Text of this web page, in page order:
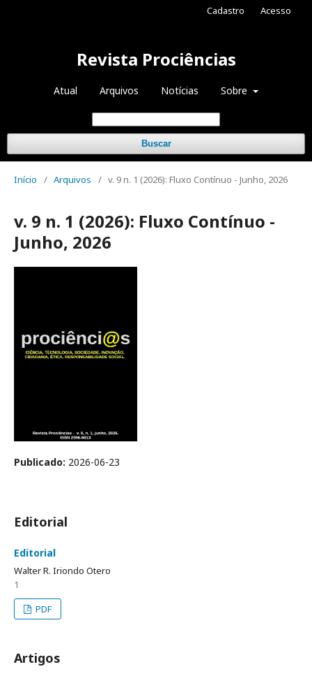
Revista Prociências
Atual Arquivos Notícias Sobre
Buscar
Cadastro Acesso
Início / Arquivos / v. 9 n. 1 (2026): Fluxo Contínuo - Junho, 2026
v. 9 n. 1 (2026): Fluxo Contínuo -
Junho, 2026
Publicado: 2026-06-23
Editorial
Editorial
Walter R. Iriondo Otero
1
PDF
Artigos